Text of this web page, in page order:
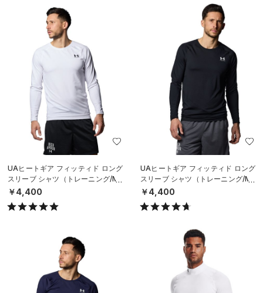
UAヒートギア フィッティド ロング
スリーブ シャツ（トレーニング/ME
N）
￥4,400
UAヒートギア フィッティド ロング
スリーブ シャツ（トレーニング/ME
N）
￥4,400